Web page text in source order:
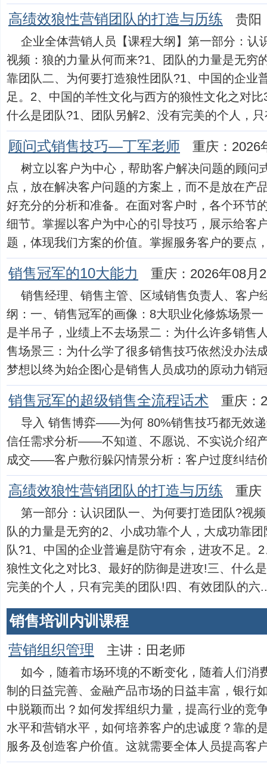
高绩效狼性营销团队的打造与历练 贵阳
企业全体营销人员【课程大纲】第一部分：认
视频：狼的力量从何而来?1、团队的力量是无穷
靠团队二、为何要打造狼性团队?1、中国的企业
足。2、中国的羊性文化与西方的狼性文化之对
什么是团队?1、团队另解2、没有完美的个人，
顾问式销售技巧—丁军老师 重庆：2026
树立以客户为中心，帮助客户解决问题的顾问
点，放在解决客户问题的方案上，而不是放在产
好充分的分析和准备。在面对客户时，各个环节
细节。掌握以客户为中心的引导技巧，展示给客
题，体现我们方案的价值。掌握服务客户的要点
销售冠军的10大能力 重庆：2026年08月
销售经理、销售主管、区域销售负责人、客户
纲：一、销售冠军的画像：8大职业化修炼场景
是半吊子，业绩上不去场景二：为什么许多销售
售场景三：为什么学了很多销售技巧依然没办法
梦想以终为始企图心是销售人员成功的原动力销
销售冠军的超级销售全流程话术 重庆：
导入 销售博弈——为何 80%销售技巧都无效
信任需求分析——不知道、不愿说、不实说介绍
成交——客户敷衍躲闪情景分析：客户过度纠结
高绩效狼性营销团队的打造与历练 重庆
第一部分：认识团队一、为何要打造团队?视
队的力量是无穷的2、小成功靠个人，大成功靠
队?1、中国的企业普遍是防守有余，进攻不足。
狼性文化之对比3、最好的防御是进攻!三、什么
完美的个人，只有完美的团队!四、有效团队的六
销售培训内训课程
营销组织管理 主讲：田老师
如今，随着市场环境的不断变化，随着人们消
制的日益完善、金融产品市场的日益丰富，银行
中脱颖而出？如何发挥组织力量，提高行业的竞
水平和营销水平，如何培养客户的忠诚度？靠的
服务及创造客户价值。这就需要全体人员提高客